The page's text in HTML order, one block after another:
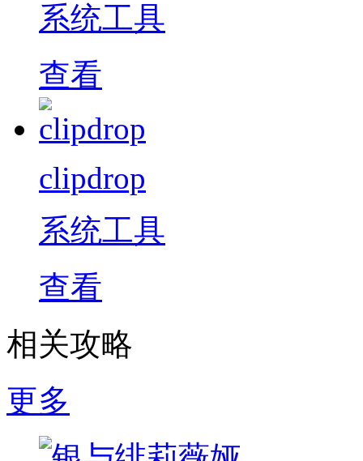
系统工具
查看
clipdrop
系统工具
查看
相关攻略
更多